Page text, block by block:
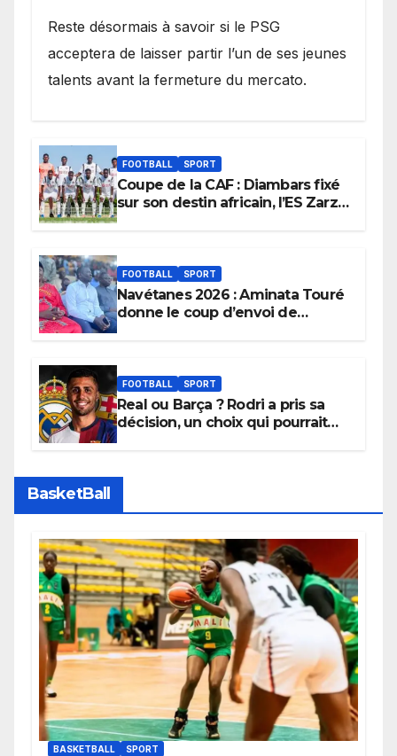
Reste désormais à savoir si le PSG
acceptera de laisser partir l’un de ses jeunes
talents avant la fermeture du mercato.
FOOTBALL SPORT
Coupe de la CAF : Diambars fixé
sur son destin africain, l’ES Zarzis
FOOTBALL SPORT
Navétanes 2026 : Aminata Touré
donne le coup d’envoi de
apaisées.
FOOTBALL SPORT
Real ou Barça ? Rodri a pris sa
décision, un choix qui pourrait
BasketBall
BASKETBALL SPORT